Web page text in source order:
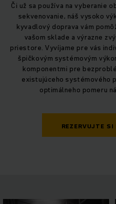
Či už sa používa na vyberanie
sekvenovanie, náš vysoko
kyvadlový doprava vám
vašom sklade a výrazne
priestore. Vyvíjame pre vás
špičkovým systémovým
komponentmi pre
existujúceho systémového
optimálneho pomeru
REZERVUJTE SI